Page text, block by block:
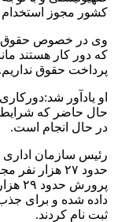
کشور مجوز استخدام وجذب ۲۶
وی در خصوص حقوق
که دور کار هستند
پرداخت حقوق نداریم.
حال حاضر که
در حال انجام است.
رئیس سازمان اداری
حدود ۲۷
ثبت نام کردند.